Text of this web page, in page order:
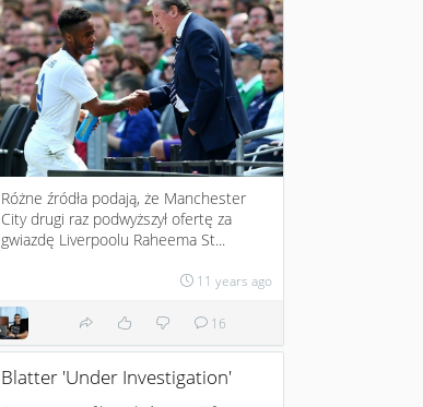
Różne źródła podają, że Manchester
City drugi raz podwyższył ofertę za
gwiazdę Liverpoolu Raheema St...
11 years ago
16
Blatter 'Under Investigation'